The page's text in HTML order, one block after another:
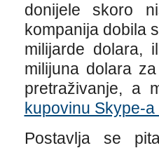
donijele skoro
kompanija dobila
milijarde dolara,
milijuna dolara
pretraživanje, a
kupovinu Skype-
Postavlja se